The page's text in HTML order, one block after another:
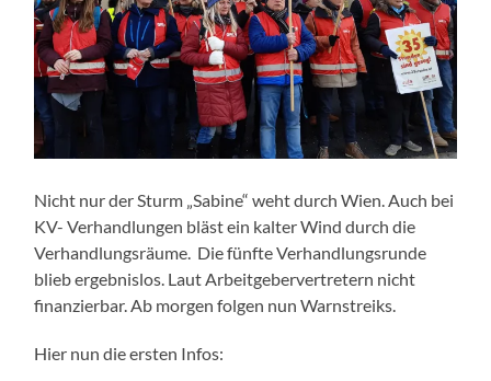
Nicht nur der Sturm „Sabine“ weht durch Wien. Auch bei
KV- Verhandlungen bläst ein kalter Wind durch die
Verhandlungsräume. Die fünfte Verhandlungsrunde
blieb ergebnislos. Laut Arbeitgebervertretern nicht
finanzierbar. Ab morgen folgen nun Warnstreiks.
Hier nun die ersten Infos: